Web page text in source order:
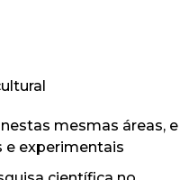
mesmas áreas, e
e experimentais